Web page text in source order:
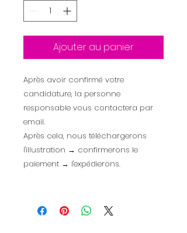
Ajouter au panier
Après avoir confirmé votre
candidature, la personne
responsable vous contactera par
email.
Après cela, nous téléchargerons
l'illustration → confirmerons le
paiement → l'expédierons.